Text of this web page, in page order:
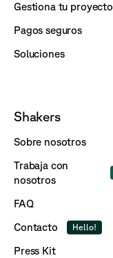
Gestiona tu proyecto
Pagos seguros
Soluciones
Shakers
Sobre nosotros
Trabaja con
nosotros
FAQ
Contacto
Hello!
Press Kit